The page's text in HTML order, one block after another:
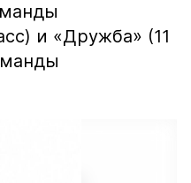
и «Дружба» (11